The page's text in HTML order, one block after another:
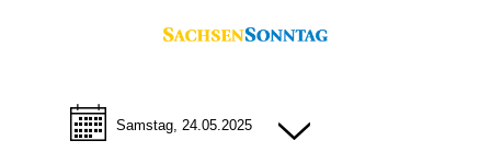
Samstag, 24.05.2025